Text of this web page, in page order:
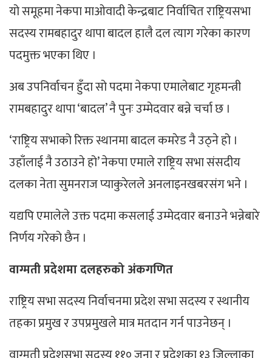
यो समूहमा नेकपा माओवादी केन्द्रबाट निर्वाचित राष्ट्रियसभा
सदस्य रामबहादुर थापा बादल हालै दल त्याग गरेका कारण
पदमुक्त भएका थिए ।
अब उपनिर्वाचन हुँदा सो पदमा नेकपा एमालेबाट गृहमन्त्री
रामबहादुर थापा ‘बादल’ नै पुनः उम्मेदवार बन्ने चर्चा छ ।
‘राष्ट्रिय सभाको रिक्त स्थानमा बादल कमरेड नै उठ्ने हो ।
उहाँलाई नै उठाउने हो’ नेकपा एमाले राष्ट्रिय सभा संसदीय
दलका नेता सुमनराज प्याकुरेलले अनलाइनखबरसंग भने ।
यद्यपि एमालेले उक्त पदमा कसलाई उम्मेदवार बनाउने भन्नेबारे
निर्णय गरेको छैन ।
वाग्मती प्रदेशमा दलहरुको अंकगणित
राष्ट्रिय सभा सदस्य निर्वाचनमा प्रदेश सभा सदस्य र स्थानीय
तहका प्रमुख र उपप्रमुखले मात्र मतदान गर्न पाउनेछन् ।